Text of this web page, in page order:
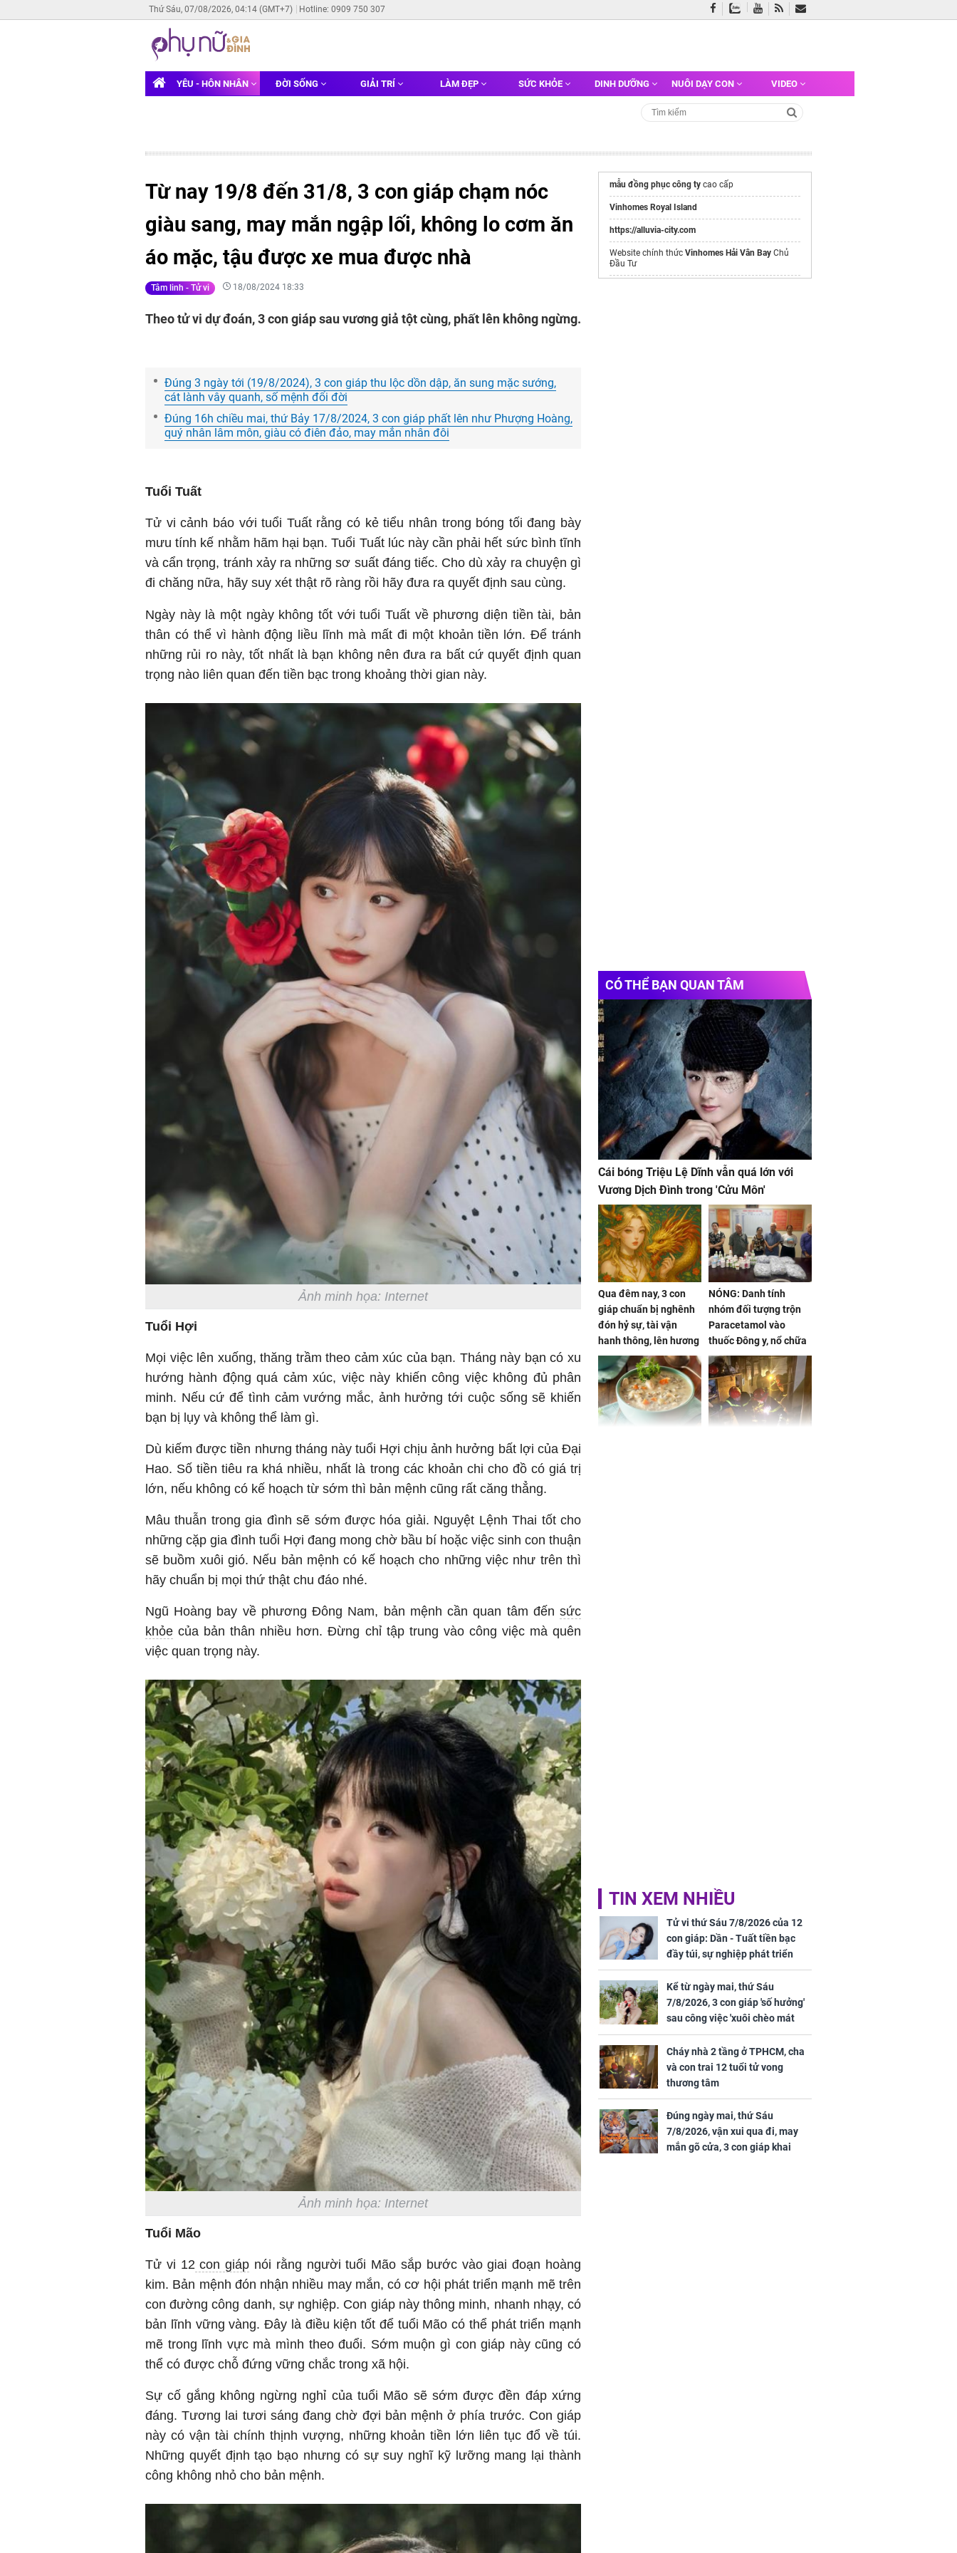
Thứ Sáu, 07/08/2026, 04:14 (GMT+7) Hotline: 0909 750 307
YÊU - HÔN NHÂN ĐỜI SỐNG GIẢI TRÍ LÀM ĐẸP SỨC KHỎE DINH DƯỠNG NUÔI DẠY CON VIDEO
Từ nay 19/8 đến 31/8, 3 con giáp chạm nóc
giàu sang, may mắn ngập lối, không lo cơm ăn
áo mặc, tậu được xe mua được nhà
Tâm linh - Tử vi 18/08/2024 18:33
Theo tử vi dự đoán, 3 con giáp sau vương giả tột cùng, phất lên không ngừng.
Đúng 3 ngày tới (19/8/2024), 3 con giáp thu lộc dồn dập, ăn sung mặc sướng,
cát lành vây quanh, số mệnh đổi đời
Đúng 16h chiều mai, thứ Bảy 17/8/2024, 3 con giáp phất lên như Phượng Hoàng,
quý nhân lâm môn, giàu có điên đảo, may mắn nhân đôi
Tuổi Tuất
Tử vi cảnh báo với tuổi Tuất rằng có kẻ tiểu nhân trong bóng tối đang bày
mưu tính kế nhằm hãm hại bạn. Tuổi Tuất lúc này cần phải hết sức bình tĩnh
và cẩn trọng, tránh xảy ra những sơ suất đáng tiếc. Cho dù xảy ra chuyện gì
đi chăng nữa, hãy suy xét thật rõ ràng rồi hãy đưa ra quyết định sau cùng.
Ngày này là một ngày không tốt với tuổi Tuất về phương diện tiền tài, bản
thân có thể vì hành động liều lĩnh mà mất đi một khoản tiền lớn. Để tránh
những rủi ro này, tốt nhất là bạn không nên đưa ra bất cứ quyết định quan
trọng nào liên quan đến tiền bạc trong khoảng thời gian này.
Ảnh minh họa: Internet
Tuổi Hợi
Mọi việc lên xuống, thăng trầm theo cảm xúc của bạn. Tháng này bạn có xu
hướng hành động quá cảm xúc, việc này khiến công việc không đủ phân
minh. Nếu cứ để tình cảm vướng mắc, ảnh hưởng tới cuộc sống sẽ khiến
bạn bị lụy và không thể làm gì.
Dù kiếm được tiền nhưng tháng này tuổi Hợi chịu ảnh hưởng bất lợi của Đại
Hao. Số tiền tiêu ra khá nhiều, nhất là trong các khoản chi cho đồ có giá trị
lớn, nếu không có kế hoạch từ sớm thì bản mệnh cũng rất căng thẳng.
Mâu thuẫn trong gia đình sẽ sớm được hóa giải. Nguyệt Lệnh Thai tốt cho
những cặp gia đình tuổi Hợi đang mong chờ bầu bí hoặc việc sinh con thuận
sẽ buồm xuôi gió. Nếu bản mệnh có kế hoạch cho những việc như trên thì
hãy chuẩn bị mọi thứ thật chu đáo nhé.
Ngũ Hoàng bay về phương Đông Nam, bản mệnh cần quan tâm đến sức
khỏe của bản thân nhiều hơn. Đừng chỉ tập trung vào công việc mà quên
việc quan trọng này.
Ảnh minh họa: Internet
Tuổi Mão
Tử vi 12 con giáp nói rằng người tuổi Mão sắp bước vào giai đoạn hoàng
kim. Bản mệnh đón nhận nhiều may mắn, có cơ hội phát triển mạnh mẽ trên
con đường công danh, sự nghiệp. Con giáp này thông minh, nhanh nhạy, có
bản lĩnh vững vàng. Đây là điều kiện tốt để tuổi Mão có thể phát triển mạnh
mẽ trong lĩnh vực mà mình theo đuổi. Sớm muộn gì con giáp này cũng có
thể có được chỗ đứng vững chắc trong xã hội.
Sự cố gắng không ngừng nghỉ của tuổi Mão sẽ sớm được đền đáp xứng
đáng. Tương lai tươi sáng đang chờ đợi bản mệnh ở phía trước. Con giáp
này có vận tài chính thịnh vượng, những khoản tiền lớn liên tục đổ về túi.
Những quyết định tạo bạo nhưng có sự suy nghĩ kỹ lưỡng mang lại thành
công không nhỏ cho bản mệnh.
mẫu đồng phục công ty cao cấp
Vinhomes Royal Island
https://alluvia-city.com
Website chính thức Vinhomes Hải Vân Bay Chủ
Đầu Tư
CÓ THỂ BẠN QUAN TÂM
Cái bóng Triệu Lệ Dĩnh vẫn quá lớn với
Vương Dịch Đình trong 'Cửu Môn'
Qua đêm nay, 3 con
giáp chuẩn bị nghênh
đón hỷ sự, tài vận
hanh thông, lên hương
hóa Rồng hóa Phượng,
gom hết may mắn về
nhà
NÓNG: Danh tính
nhóm đối tượng trộn
Paracetamol vào
thuốc Đông y, nổ chữa
bách bệnh
TIN XEM NHIỀU
Tử vi thứ Sáu 7/8/2026 của 12
con giáp: Dần - Tuất tiền bạc
đầy túi, sự nghiệp phát triển
hưng thịnh, Mão - Thân tài lộc
ảm đạm, mọi sự khó thành công
mỹ mãn
Kể từ ngày mai, thứ Sáu
7/8/2026, 3 con giáp 'số hưởng'
sau công việc 'xuôi chèo mát
mái', tiền tài 'thu về như nước',
tình duyên viên mãn
Cháy nhà 2 tầng ở TPHCM, cha
và con trai 12 tuổi tử vong
thương tâm
Đúng ngày mai, thứ Sáu
7/8/2026, vận xui qua đi, may
mắn gõ cửa, 3 con giáp khai